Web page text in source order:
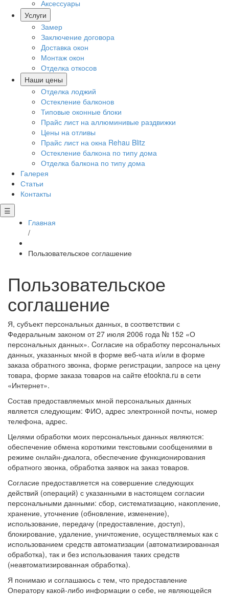
Аксессуары
Услуги
Замер
Заключение договора
Доставка окон
Монтаж окон
Отделка откосов
Наши цены
Отделка лоджий
Остекление балконов
Типовые оконные блоки
Прайс лист на аллюминивые раздвижки
Цены на отливы
Прайс лист на окна Rehau Blitz
Остекление балкона по типу дома
Отделка балкона по типу дома
Галерея
Статьи
Контакты
☰
Главная
/
Пользовательское соглашение
Пользовательское
соглашение
Я, субъект персональных данных, в соответствии с
Федеральным законом от 27 июля 2006 года № 152 «О
персональных данных». Cогласие на обработку персональных
данных, указанных мной в форме веб-чата и/или в форме
заказа обратного звонка, форме регистрации, запросе на цену
товара, форме заказа товаров на сайте etookna.ru в сети
«Интернет».
Состав предоставляемых мной персональных данных
является следующим: ФИО, адрес электронной почты, номер
телефона, адрес.
Целями обработки моих персональных данных являются:
обеспечение обмена короткими текстовыми сообщениями в
режиме онлайн-диалога, обеспечение функционирования
обратного звонка, обработка заявок на заказ товаров.
Согласие предоставляется на совершение следующих
действий (операций) с указанными в настоящем согласии
персональными данными: сбор, систематизацию, накопление,
хранение, уточнение (обновление, изменение),
использование, передачу (предоставление, доступ),
блокирование, удаление, уничтожение, осуществляемых как с
использованием средств автоматизации (автоматизированная
обработка), так и без использования таких средств
(неавтоматизированная обработка).
Я понимаю и соглашаюсь с тем, что предоставление
Оператору какой-либо информации о себе, не являющейся